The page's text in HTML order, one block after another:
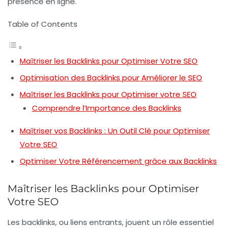
Table of Contents
Maîtriser les Backlinks pour Optimiser Votre SEO
Optimisation des Backlinks pour Améliorer le SEO
Maîtriser les Backlinks pour Optimiser votre SEO
Comprendre l’Importance des Backlinks
Maîtriser vos Backlinks : Un Outil Clé pour Optimiser
Votre SEO
Optimiser Votre Référencement grâce aux Backlinks
Maîtriser les Backlinks pour Optimiser
Votre SEO
Les backlinks, ou liens entrants, jouent un rôle essentiel